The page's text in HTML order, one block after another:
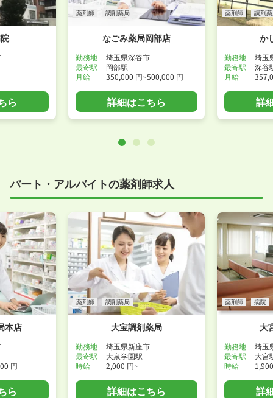
ら
薬剤師 調剤薬局
なごみ薬局岡部店
勤務地
埼玉県深谷市
最寄駅
岡部駅
月給
350,000 円~500,000 円
詳細はこちら
薬剤師 調剤
か
勤務地
埼玉
最寄駅
深谷
月給
詳
パート・アルバイトの薬剤師求人
本店
円
ら
薬剤師 調剤薬局
大宝調剤薬局
勤務地
埼玉県新座市
最寄駅
大泉学園駅
時給
2,000 円~
詳細はこちら
薬剤師 病院
大
勤務地
埼玉
最寄駅
大宮
時給
詳